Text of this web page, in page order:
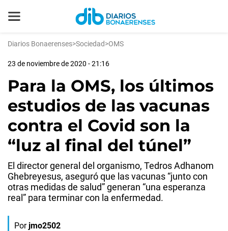
Diarios Bonaerenses>Sociedad>OMS
23 de noviembre de 2020 - 21:16
Para la OMS, los últimos
estudios de las vacunas
contra el Covid son la
“luz al final del túnel”
El director general del organismo, Tedros Adhanom
Ghebreyesus, aseguró que las vacunas “junto con
otras medidas de salud” generan “una esperanza
real” para terminar con la enfermedad.
Por jmo2502